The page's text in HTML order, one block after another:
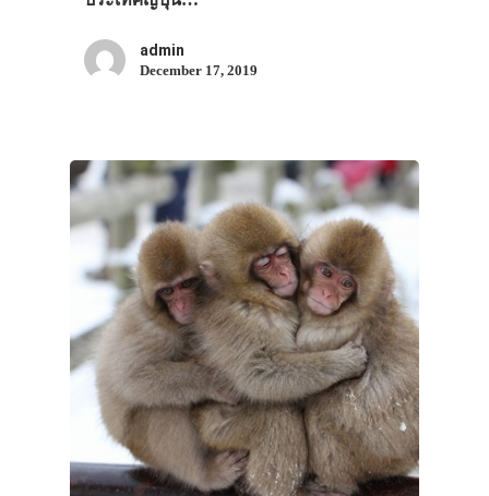
admin
December 17, 2019